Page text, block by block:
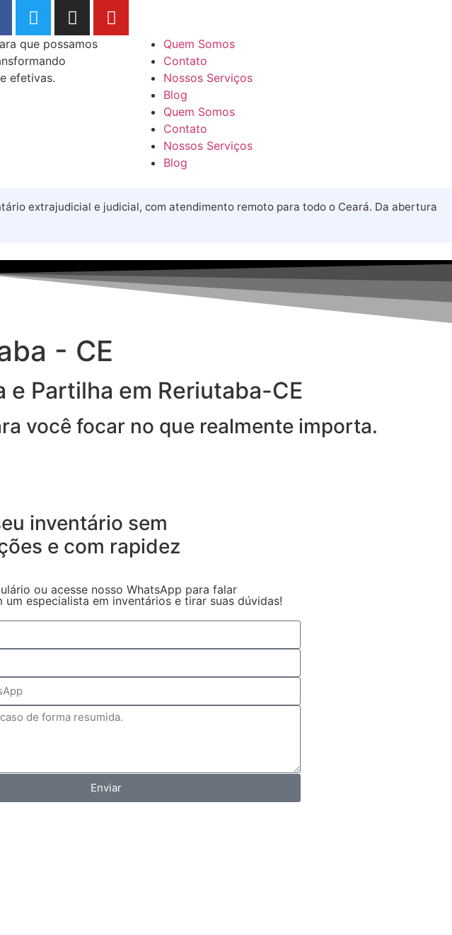
que possamos
efetivas.
Quem Somos
Contato
Nossos Serviços
Blog
Quem Somos
Contato
Nossos Serviços
Blog
extrajudicial e judicial, com atendimento remoto para todo o Ceará. Da abertura
- CE
Partilha em Reriutaba-CE
você focar no que realmente importa.
inventário sem
e com rapidez
ou acesse nosso WhatsApp para falar
um especialista em inventários e tirar suas dúvidas!
Enviar